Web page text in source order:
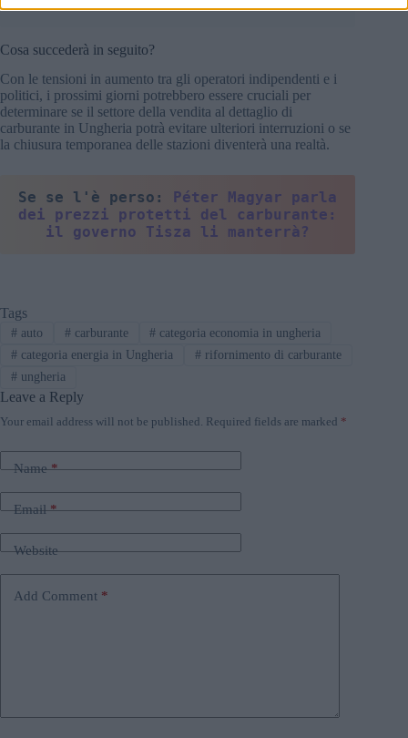
carburanti in futuro.
Cosa succederà in seguito?
Con le tensioni in aumento tra gli operatori indipendenti e i
politici, i prossimi giorni potrebbero essere cruciali per
determinare se il settore della vendita al dettaglio di
carburante in Ungheria potrà evitare ulteriori interruzioni o se
la chiusura temporanea delle stazioni diventerà una realtà.
Se se l'è perso:
Péter Magyar parla
dei prezzi protetti del carburante:
il governo Tisza li manterrà?
Tags
#auto #carburante # categoria economia in ungheria
#categoria energia in Ungheria #rifornimento di carburante
#ungheria
Leave a Reply
Your email address will not be published. Required fields are marked *
Name*
Email*
Website
Add Comment *